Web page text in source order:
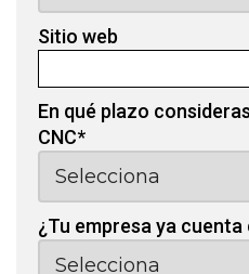
Sitio web
En qué plazo
CNC*
¿Tu empresa ya